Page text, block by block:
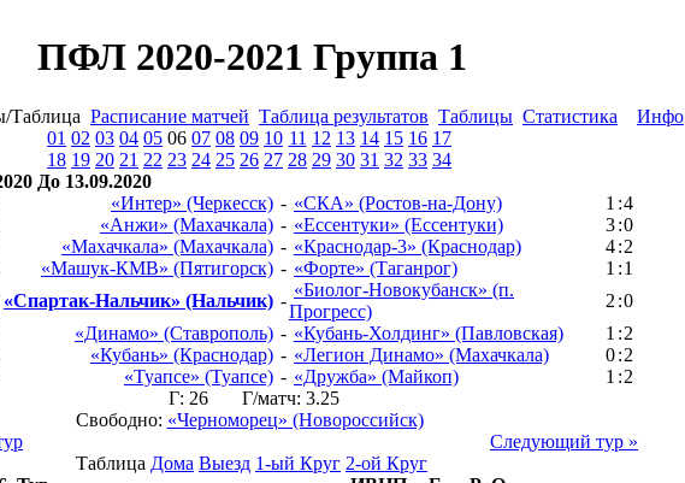
ПФЛ 2020-2021 Группа 1
Таблица Расписание матчей Таблица результатов Таблицы Статистика
Инфо
01 02 03 04 05 06 07 08 09 10 11 12 13 14 15 16 17
18 19 20 21 22 23 24 25 26 27 28 29 30 31 32 33 34
До 13.09.2020
«Интер» (Черкесск) - «СКА» (Ростов-на-Дону) 1 :4
«Анжи» (Махачкала) - «Ессентуки» (Ессентуки) 3:0
«Махачкала» (Махачкала) - «Краснодар-3» (Краснодар) 4:2
«Машук-КМВ» (Пятигорск) - «Форте» (Таганрог) 1 :1
«Спартак-Нальчик» (Нальчик) -
«Биолог-Новокубанск» (п.
Прогресс)
2 :0
«Динамо» (Ставрополь) - «Кубань-Холдинг» (Павловская) 1 :2
«Кубань» (Краснодар) - «Легион Динамо» (Махачкала) 0:2
«Туапсе» (Туапсе) - «Дружба» (Майкоп) 1 :2
Г: 26 Г/матч: 3.25
Свободно: «Черноморец» (Новороссийск)
Следующий тур »
Таблица Дома Выезд 1-ый Круг 2-ой Круг